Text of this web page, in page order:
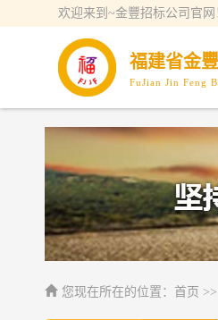
欢迎来到~金豐招标公司官网
福建省金
FuJian Jin Feng
您现在所在的位置： 首页